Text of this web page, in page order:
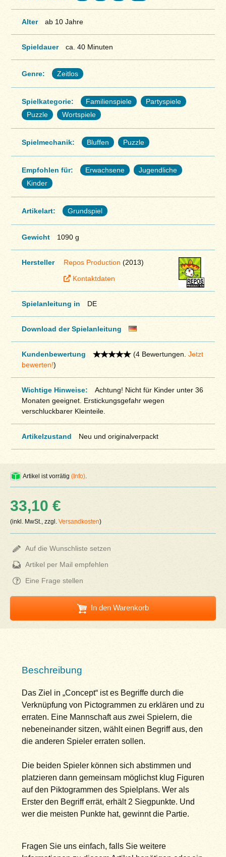
Alter ab 10 Jahre
Spieldauer ca. 40 Minuten
Genre: Zeitlos
Spielkategorie: Familienspiele
Partyspiele
Puzzle
Wortspiele
Spielmechanik: Bluffen Puzzle
Empfohlen für: Erwachsene
Jugendliche
Kinder
Artikelart: Grundspiel
Gewicht 1090 g
Hersteller Repos Production (2013)
Kontaktdaten
Spielanleitung in DE
Download der Spielanleitung
Kundenbewertung (4 Bewertungen. Jetzt
bewerten!)
Wichtige Hinweise:
Achtung! Nicht für Kinder unter 36
Monaten geeignet. Erstickungsgefahr wegen
verschluckbarer Kleinteile.
Artikelzustand Neu und originalverpackt
Artikel ist vorrätig(Info)
33,10 €
(inkl. MwSt., zzgl.Versandkosten)
Auf die Wunschliste setzen
Artikel per Mail empfehlen
Eine Frage stellen
In den Warenkorb
Beschreibung
Das Ziel in „Concept“ ist es Begriffe durch die
Verknüpfung von Pictogrammen zu erklären und zu
erraten. Eine Mannschaft aus zwei Spielern, die
nebeneinander sitzen, wählt einen Begriff aus, den
die anderen Spieler erraten sollen.
Die beiden Spieler können sich abstimmen und
platzieren dann gemeinsam möglichst klug Figuren
auf den Piktogrammen des Spielplans. Wer als
Erster den Begriff errät, erhält 2 Siegpunkte. Und
wer die meisten Punkte hat, gewinnt die Partie.
Fragen Sie uns einfach, falls Sie weitere